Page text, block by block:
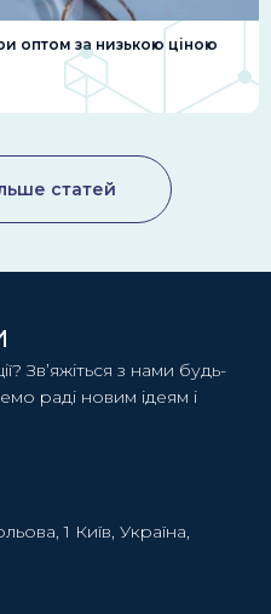
оптом за низькою ціною
статей
Зв’яжіться з нами будь-
раді новим ідеям і
1 Київ, Україна,